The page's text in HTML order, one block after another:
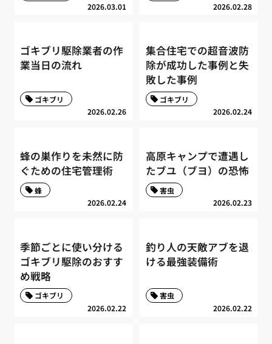
2026.03.01 2026.02.28
ゴキブリ駆除業者の作
業当日の流れ
2026.02.26
ゴキブリ
集合住宅での超音波防
除が成功した事例と失
敗した事例
2026.02.24
ゴキブリ
蜂の巣作りを未然に防
ぐための住宅管理術
2026.02.24
蜂
高原キャンプで遭遇し
たブユ（ブヨ）の恐怖
2026.02.23
害虫
季節ごとに使い分ける
ゴキブリ駆除のおすす
め戦略
2026.02.22
ゴキブリ
釣り人の天敵アブを退
ける最強装備術
2026.02.22
害虫